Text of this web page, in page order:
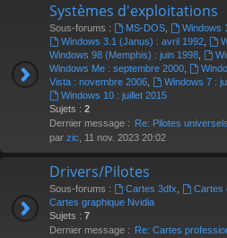
Systèmes d'exploitations
Sous-forums : MS-DOS, Windows
Windows 3.1 (Janus) : avril 1992,
Windows 98 (Memphis) : juin 1998
Windows Me : septembre 2000
Vista : novembre 2006
Windows 7 :
Windows 10 : juillet 2015
Sujets : 2
Dernier message : Re: Pilotes
par zic , 11 nov. 2023 20:02
Drivers/Pilotes
Sous-forums : Cartes 3dfx Cartes
Cartes graphique Nvidia
Sujets : 7
Dernier message : Re: Cartes